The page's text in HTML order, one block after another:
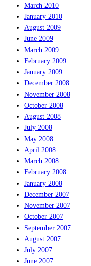
March 2010
January 2010
August 2009
June 2009
March 2009
February 2009
January 2009
December 2008
November 2008
October 2008
August 2008
July 2008
May 2008
April 2008
March 2008
February 2008
January 2008
December 2007
November 2007
October 2007
September 2007
August 2007
July 2007
June 2007